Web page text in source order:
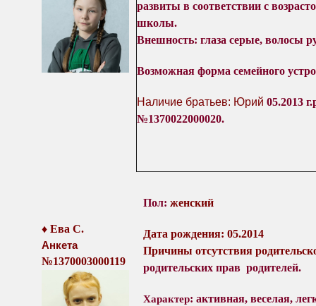
развиты в соответствии с
школы.
Внешность: глаза серые, волосы
Возможная форма семейного
Наличие братьев: Юрий 05.2013
№1370022000020.
♦ Ева С.
Анкета
№1370003000119
Пол: женский
Дата рождения: 05.2014
Причины отсутствия
родительских прав родителей.
Характер: активная, веселая,